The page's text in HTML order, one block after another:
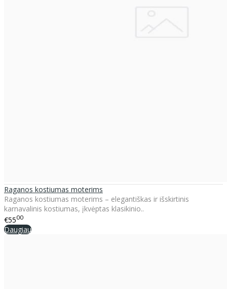
Raganos kostiumas moterims
Raganos kostiumas moterims – elegantiškas ir išskirtinis
karnavalinis kostiumas, įkvėptas klasikinio..
€5500
Daugiau